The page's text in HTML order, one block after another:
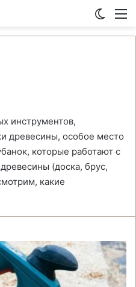
инструментов,
древесины, особое место
которые работают с
(доска, брус,
какие